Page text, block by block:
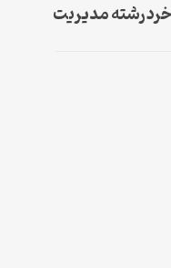
خرد رشته مدیریت